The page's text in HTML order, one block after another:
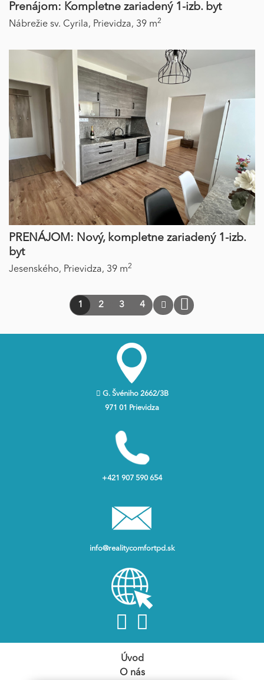
Prenájom: Kompletne zariadený 1-izb. byt
Nábrežie sv. Cyrila, Prievidza, 39 m2
PRENÁJOM: Nový, kompletne zariadený 1-izb.
byt
Jesenského, Prievidza, 39 m2
1 2 3 4
G. Švéniho 2662/3B
971 01 Prievidza
+421 907 590 654
info@realitycomfortpd.sk
Úvod
O nás